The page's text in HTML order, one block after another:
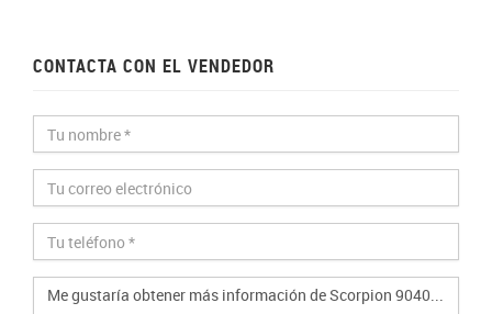
CONTACTA CON EL VENDEDOR